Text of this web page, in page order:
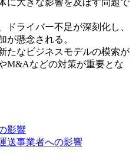
ドライバー不足が深刻化し、
が懸念される。
たなビジネスモデルの模索が
M&Aなどの対策が重要とな
影響
送事業者への影響